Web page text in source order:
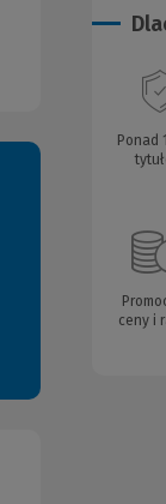
Ponad
ceny i